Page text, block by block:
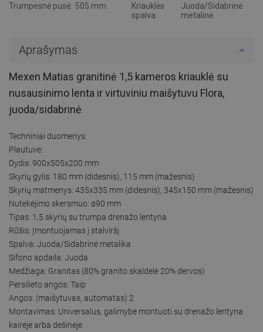
Trumpesnė pusė: 505 mm
Kriauklės
spalva:
Juoda/Sidabrinė
metalinė
Aprašymas
Mexen Matias granitinė 1,5 kameros kriauklė su
nusausinimo lenta ir virtuviniu maišytuvu Flora,
juoda/sidabrinė
Techniniai duomenys:
Plautuve:
Dydis: 900x505x200 mm
Skyrių gylis: 180 mm (didesnis), 115 mm (mažesnis)
Skyrių matmenys: 435x335 mm (didesnis), 345x150 mm (mažesnis)
Nutekėjimo skersmuo: ø90 mm
Tipas: 1,5 skyrių su trumpa drenažo lentyna
Rūšis: Įmontuojamas į stalviršį
Spalva: Juoda/Sidabrinė metalika
Sifono apdaila: Juoda
Medžiaga: Granitas (80% granito skaldelė 20% dervos)
Persilieto angos: Taip
Angos: (maišytuvas, automatas) 2
Montavimas: Universalus, galimybė montuoti su drenažo lentyna
kairėje arba dešinėje